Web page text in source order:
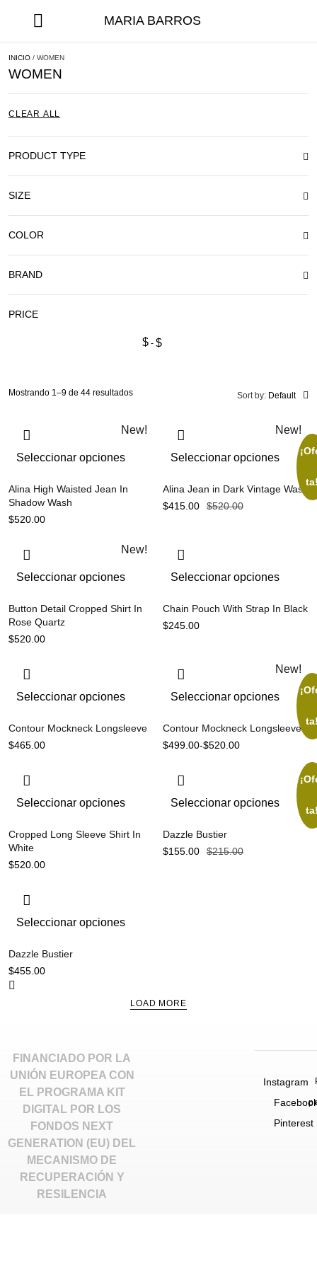
MARIA BARROS
INICIO / WOMEN
WOMEN
CLEAR ALL
PRODUCT TYPE
SIZE
COLOR
BRAND
PRICE
$ $
Sort by: Default
New!
Seleccionar opciones
Alina High Waisted Jean In
Shadow Wash
$520.00
New!
Seleccionar opciones
Alina Jean in Dark Vintage Wash
$520.00
$415.00
New!
Seleccionar opciones
Button Detail Cropped Shirt In
Rose Quartz
$520.00
Seleccionar opciones
Chain Pouch With Strap In Black
$245.00
Seleccionar opciones
Contour Mockneck Longsleeve
$465.00
New!
Seleccionar opciones
Contour Mockneck Longsleeve
$499.00-$520.00
Seleccionar opciones
Cropped Long Sleeve Shirt In
White
$520.00
Seleccionar opciones
Dazzle Bustier
$215.00
$155.00
Seleccionar opciones
Dazzle Bustier
$455.00
LOAD MORE
Mostrando 1–9 de 44 resultados
FINANCIADO POR LA
UNIÓN EUROPEA CON
EL PROGRAMA KIT
DIGITAL POR LOS
FONDOS NEXT
GENERATION (EU) DEL
MECANISMO DE
RECUPERACIÓN Y
RESILENCIA
Instagram
Pinterest